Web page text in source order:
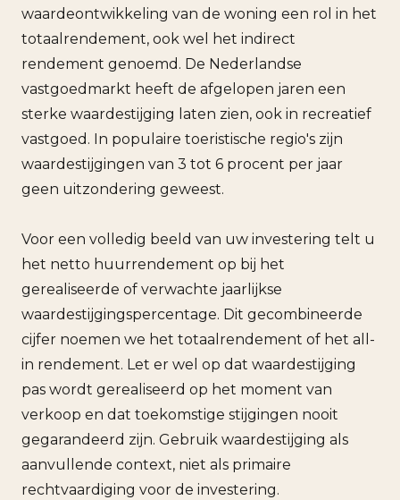
waardeontwikkeling van de woning een rol in het
totaalrendement, ook wel het indirect
rendement genoemd. De Nederlandse
vastgoedmarkt heeft de afgelopen jaren een
sterke waardestijging laten zien, ook in recreatief
vastgoed. In populaire toeristische regio's zijn
waardestijgingen van 3 tot 6 procent per jaar
geen uitzondering geweest.
Voor een volledig beeld van uw investering telt u
het netto huurrendement op bij het
gerealiseerde of verwachte jaarlijkse
waardestijgingspercentage. Dit gecombineerde
cijfer noemen we het totaalrendement of het all-
in rendement. Let er wel op dat waardestijging
pas wordt gerealiseerd op het moment van
verkoop en dat toekomstige stijgingen nooit
gegarandeerd zijn. Gebruik waardestijging als
aanvullende context, niet als primaire
rechtvaardiging voor de investering.